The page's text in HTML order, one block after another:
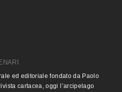
ed editoriale fondato da Paolo
cartacea, oggi l’arcipelago